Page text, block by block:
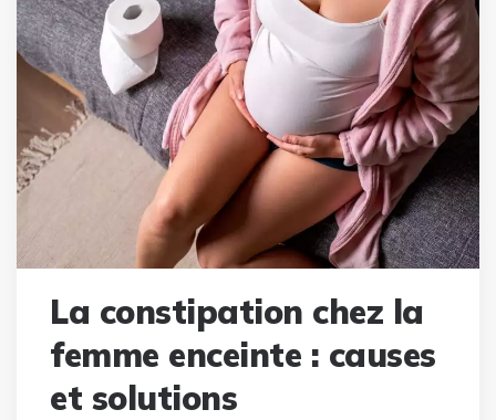
La constipation chez la
femme enceinte : causes
et solutions